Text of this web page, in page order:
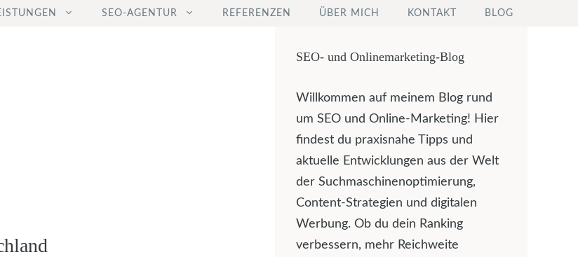
SEO-AGENTUR REFERENZEN ÜBER MICH KONTAKT BLOG
SEO- und Onlinemarketing-Blog
Willkommen auf meinem Blog rund
um SEO und Online-Marketing! Hier
findest du praxisnahe Tipps und
aktuelle Entwicklungen aus der Welt
der Suchmaschinenoptimierung,
Content-Strategien und digitalen
Werbung. Ob du dein Ranking
verbessern, mehr Reichweite